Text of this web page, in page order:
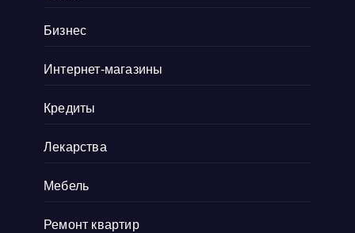
коллекционеры. Там навигация удобная, а
прям окунаешься
Бизнес
Интернет-магазины
Кредиты
Лекарства
Мебель
Ремонт квартир